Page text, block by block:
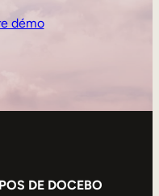
démo
DE DOCEBO